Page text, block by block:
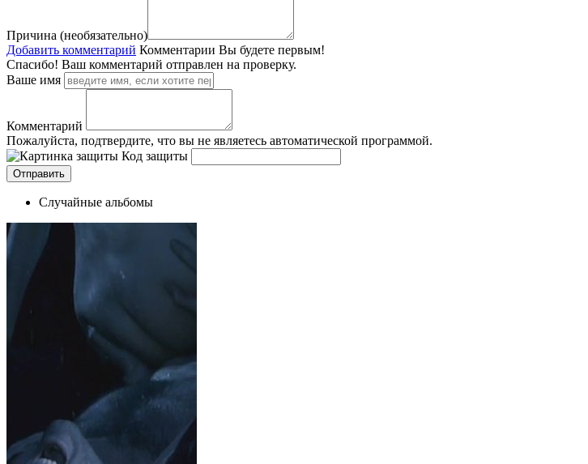
Причина (необязательно)
Добавить комментарий Комментарии Вы будете первым!
Спасибо! Ваш комментарий отправлен на проверку.
Ваше имя
Комментарий
Пожалуйста, подтвердите, что вы не являетесь автоматической программой.
Код защиты
Случайные альбомы